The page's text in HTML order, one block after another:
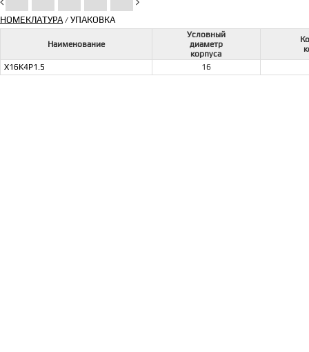
НОМЕКЛАТУРА/ УПАКОВКА
Наименование
Условный
диаметр
корпуса
X16K4P1.5
16